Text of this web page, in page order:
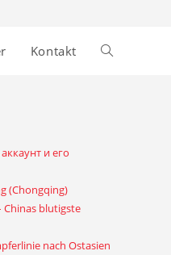
Kontakt Website-
и его
(Chongqing)
Chinas blutigste
nach Ostasien